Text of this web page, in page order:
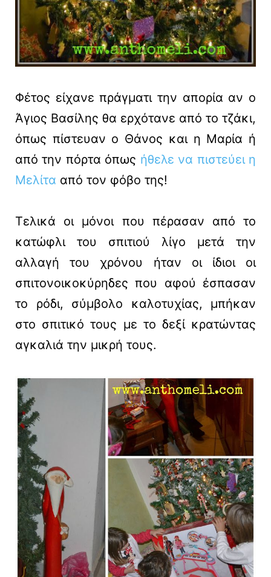
Φέτος είχανε πράγματι την απορία αν ο
Άγιος Βασίλης θα ερχότανε από το τζάκι,
όπως πίστευαν ο Θάνος και η Μαρία ή
από την πόρτα όπως ήθελε να πιστεύει η
Μελίτα από τον φόβο της!
Τελικά οι μόνοι που πέρασαν από το
κατώφλι του σπιτιού λίγο μετά την
αλλαγή του χρόνου ήταν οι ίδιοι οι
σπιτονοικοκύρηδες που αφού έσπασαν
το ρόδι, σύμβολο καλοτυχίας, μπήκαν
στο σπιτικό τους με το δεξί κρατώντας
αγκαλιά την μικρή τους.